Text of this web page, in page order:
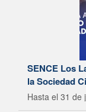
SENCE Los
la Sociedad
Hasta el 31 de